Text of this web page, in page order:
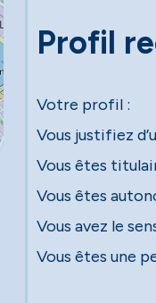
Profil
Votre profil :
Vous justifiez
Vous êtes
Vous êtes
Vous avez le
Vous êtes une